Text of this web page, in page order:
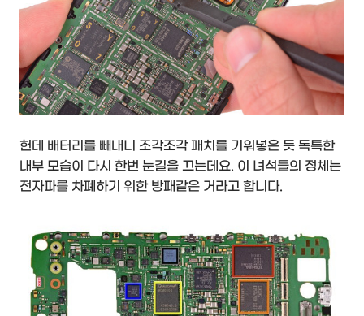
헌데 배터리를 빼내니 조각조각 패치를 기워넣은 듯 독특한
내부 모습이 다시 한번 눈길을 끄는데요. 이 녀석들의 정체는
전자파를 차폐하기 위한 방패같은 거라고 합니다.